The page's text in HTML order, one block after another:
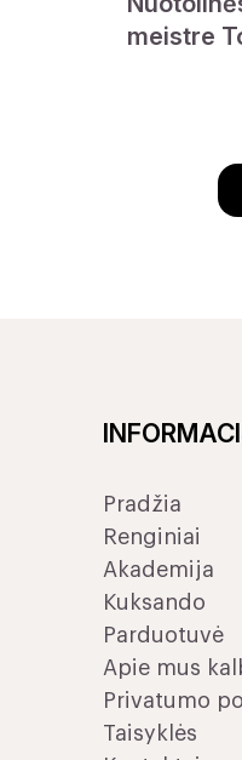
meistre
Pradžia
Renginiai
Akademija
Kuksando
Parduotuvė
Apie mus
Privatumo
Taisyklės